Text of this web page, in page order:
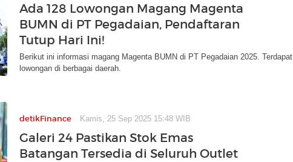
Ada 128 Lowongan Magang Magenta
BUMN di PT Pegadaian, Pendaftaran
Tutup Hari Ini!
Berikut ini informasi magang Magenta BUMN di PT Pegadaian 2025. Terdapat
lowongan di berbagai daerah.
detikFinance Kamis, 25 Sep 2025 15:48 WIB
Galeri 24 Pastikan Stok Emas
Batangan Tersedia di Seluruh Outlet